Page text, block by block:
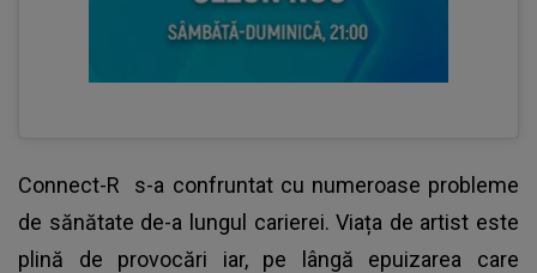
Connect-R
s-a confruntat cu numeroase probleme
de sănătate de-a lungul carierei. Viața de artist este
plină de provocări iar, pe lângă epuizarea care